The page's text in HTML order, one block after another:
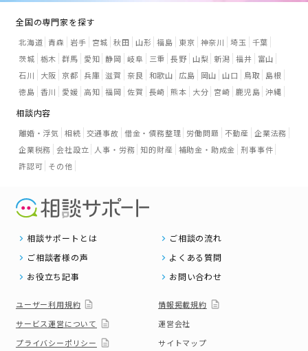
全国の専門家を探す
北海道 青森 岩手 宮城 秋田 山形 福島 東京 神奈川 埼玉
千葉
茨城 栃木 群馬 愛知 静岡 岐阜 三重 長野 山梨 新潟 福井
富山
石川
大阪 京都 兵庫 滋賀 奈良 和歌山 広島 岡山 山口 鳥取
島根
徳島 香川 愛媛 高知 福岡 佐賀 長崎 熊本 大分 宮崎 鹿児島 沖縄
相談内容
離婚・浮気 相続 交通事故 借金・債務整理 労働問題 不動産 企業法務
企業税務 会社設立 人事・労務 知的財産 補助金・助成金 刑事事件
許認可 その他
相談サポートとは
ご相談の流れ
ご相談者様の声
よくある質問
お役立ち記事
お問い合わせ
ユーザー利用規約
情報掲載規約
サービス運営について
運営会社
プライバシーポリシー
サイトマップ